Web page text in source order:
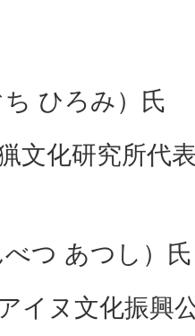
ひろみ）氏
文化研究所代
つ あつし）氏
イヌ文化振興